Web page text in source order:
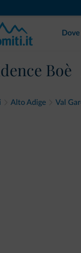
Boè
Alto Adige Val